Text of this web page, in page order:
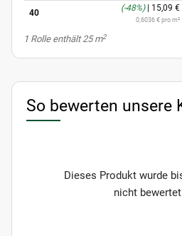
40 (-48%) 15,09 €
0,6036 € pro m²
x1 Rolle enthält 25 m2
So bewerten unsere
Dieses Produkt wurde
nicht